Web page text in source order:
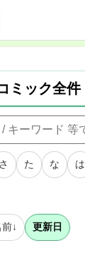
ミック全件
さ た な は
↓ 更新日